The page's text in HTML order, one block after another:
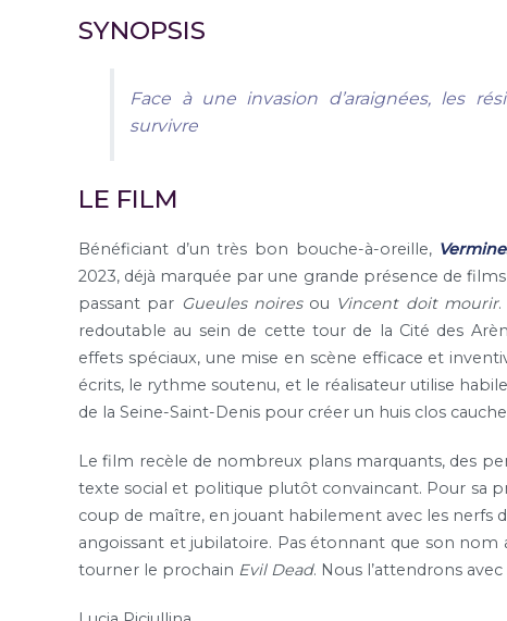
SYNOPSIS
Face à une invasion d’araignées, les
survivre
LE FILM
Bénéficiant d’un très bon bouche-à-oreille,
2023, déjà marquée par une grande présence de
passant par Gueules noires ou Vincent doit mourir.
redoutable au sein de cette tour de la Cité des
effets spéciaux, une mise en scène efficace et
écrits, le rythme soutenu, et le réalisateur utilise
de la Seine-Saint-Denis pour créer un huis clos
Le film recèle de nombreux plans marquants, des
texte social et politique plutôt convaincant. Pour sa
coup de maître, en jouant habilement avec les nerfs
angoissant et jubilatoire. Pas étonnant que son
tourner le prochain Evil Dead. Nous l’attendrons